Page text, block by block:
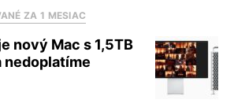
ZA 1 MESIAC
nový Mac s 1,5TB
nedoplatíme